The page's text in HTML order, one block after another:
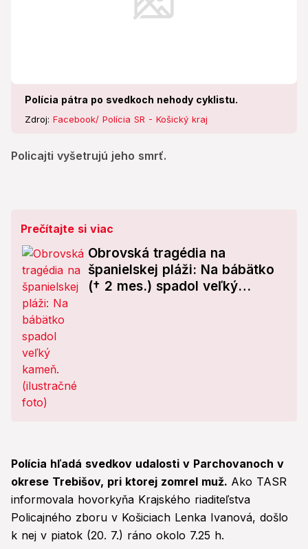
Polícia pátra po svedkoch nehody cyklistu.
Zdroj: Facebook/ Polícia SR - Košický kraj
Policajti vyšetrujú jeho smrť.
Prečítajte si viac
Obrovská tragédia na
španielskej pláži: Na bábätko
(† 2 mes.) spadol veľký
Polícia hľadá svedkov udalosti v Parchovanoch v
okrese Trebišov, pri ktorej zomrel muž. Ako TASR
informovala hovorkyňa Krajského riaditeľstva
Policajného zboru v Košiciach Lenka Ivanová, došlo
k nej v piatok (20. 7.) ráno okolo 7.25 h.